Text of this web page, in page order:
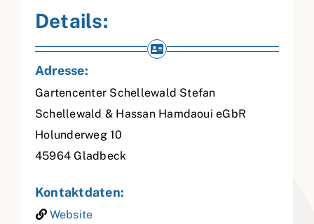
Details:
Adresse:
Gartencenter Schellewald Stefan
Schellewald & Hassan Hamdaoui eGbR
Holunderweg 10
45964 Gladbeck
Kontaktdaten:
Website